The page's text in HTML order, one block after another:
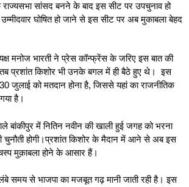
राज्यसभा सांसद बनने के बाद इस सीट पर उपचुनाव हो
घोषित हो जाने सेइस सीट पर अब मुकाबला बेहद
मनोज भारती ने प्रेस कॉन्फ्रेंस के जरिए इस बात की
प्रशांत किशोर भी उनके बगल में ही बैठे हुए थे। इस
जुलाई को मतदान होना है, जिससे यहां का राजनीतिक
है।
बांकीपुर में नितिन नवीन की खाली हुई जगह को भरना
होगी।प्रशांत किशोर के मैदान में आने से अब इस
मुक़ाबला होने के आसार हैं।
समय से भाजपा का मजबूत गढ़ मानी जाती रही है। इस